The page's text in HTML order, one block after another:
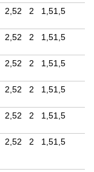
2,52 2 1,51,5
2,52 2 1,51,5
2,52 2 1,51,5
2,52 2 1,51,5
2,52 2 1,51,5
2,52 2 1,51,5